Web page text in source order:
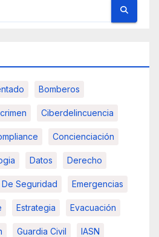
Bomberos
Ciberdelincuencia
Concienciación
Datos Derecho
Seguridad Emergencias
Estrategia Evacuación
Guardia Civil IASN